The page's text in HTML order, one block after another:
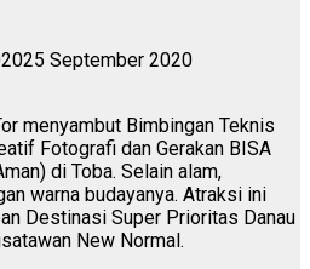
25 September 2020
menyambut Bimbingan Teknis
Fotografi dan Gerakan BISA
di Toba. Selain alam,
warna budayanya. Atraksi ini
Destinasi Super Prioritas Danau
New Normal.